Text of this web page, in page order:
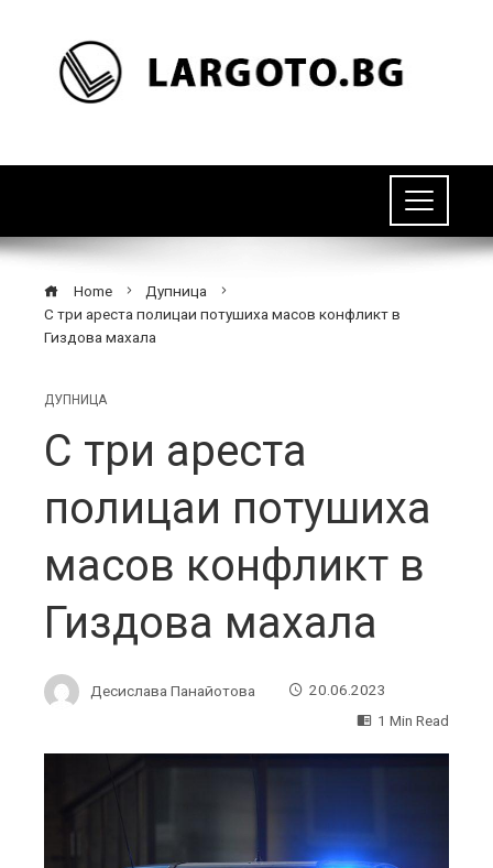
Home
Дупница
С три ареста полицаи потушиха масов конфликт в
Гиздова махала
ДУПНИЦА
С три ареста
полицаи потушиха
масов конфликт в
Гиздова махала
Десислава Панайотова
20.06.2023
1 Min Read